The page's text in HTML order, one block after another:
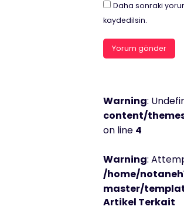
Daha sonraki
kaydedilsin.
Warning:
content/
on line 4
Warning:
/home/
master/
Artikel Terkait